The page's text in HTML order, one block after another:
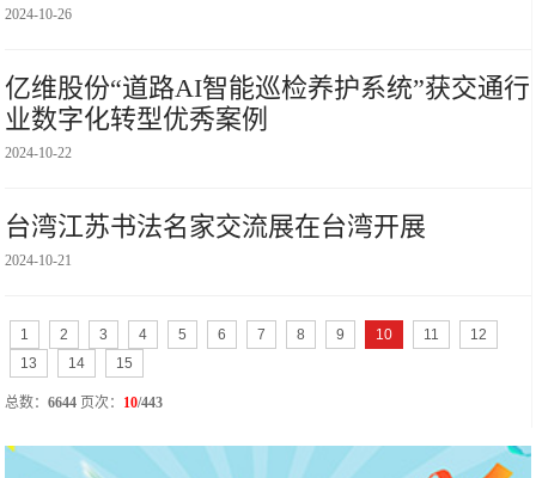
2024-10-26
亿维股份“道路AI智能巡检养护系统”获交通行
业数字化转型优秀案例
2024-10-22
台湾江苏书法名家交流展在台湾开展
2024-10-21
1 2 3 4 5 6 7 8 9 10 11
12
13
14 15
总数：6644 页次： 10/443